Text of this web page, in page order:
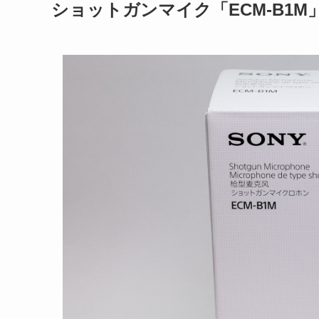
ショットガンマイク「ECM-B1M